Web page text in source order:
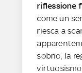
riflessione
come un
riesca a
sobrio, la